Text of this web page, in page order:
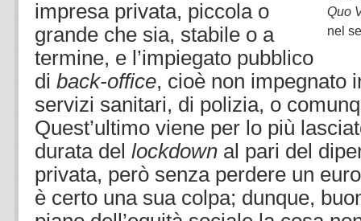
Quo
nel
impresa privata, piccola o
grande che sia, stabile o a
termine, e l’impiegato pubblico
di back-office, cioè non impegnato
servizi sanitari, di polizia, o
Quest’ultimo viene per lo più
durata del lockdown al pari del
privata, però senza perdere un
è certo una sua colpa; dunque,